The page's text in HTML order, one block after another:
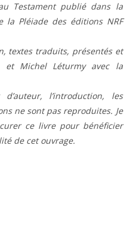
Testament publié dans la
la Pléiade des éditions NRF
textes traduits, présentés et
et Michel Léturmy avec la
l’introduction, les
ne sont pas reproduites. Je
ce livre pour bénéficier
de cet ouvrage.